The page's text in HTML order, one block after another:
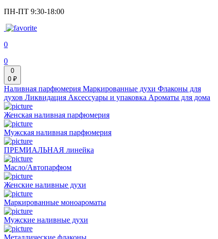
ПН-ПТ 9:30-18:00
0
0
0
0 ₽
Наливная парфюмерия Маркированные духи Флаконы для
духов Ликвидация Аксессуары и упаковка Ароматы для дома
Женская наливная парфюмерия
Мужская наливная парфюмерия
ПРЕМИАЛЬНАЯ линейка
Масло/Автопарфюм
Женские наливные духи
Маркированные моноароматы
Мужские наливные духи
Металлические флаконы